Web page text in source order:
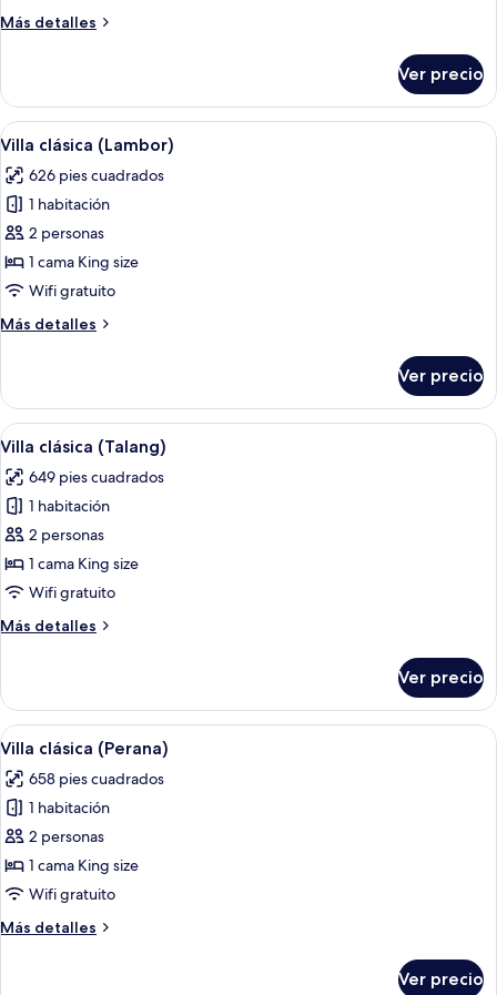
Perak)
Más detalles
Más
clásica
(Tok
Perak)
Ver precio
Abrir
todas
las
fotos
de
Villa
clásica
Una cama con dosel y cortinas
4
Villa clásica (Lambor)
626 pies cuadrados
1 habitación
2 personas
1 cama King size
Wifi gratuito
Más detalles
Más
clásica
(Lambor)
Ver precio
Abrir
todas
las
fotos
de
Villa
clásica
Una casa de madera rústica con
4
Villa clásica (Talang)
649 pies cuadrados
1 habitación
2 personas
1 cama King size
Wifi gratuito
Más detalles
Más
clásica
(Talang)
Ver precio
Abrir
todas
las
fotos
de
Villa
clásica
Una casa de madera con techo de
4
Villa clásica (Perana)
658 pies cuadrados
1 habitación
2 personas
1 cama King size
Wifi gratuito
Más detalles
Más
Ver precio